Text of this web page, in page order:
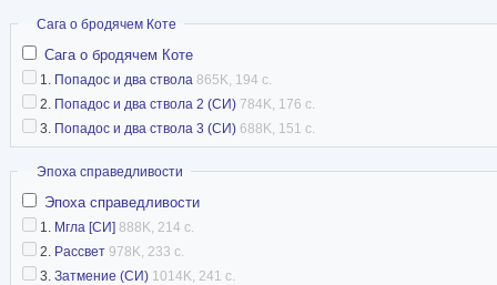
Скрыть
Сага о бродячем Коте
Сага о бродячем Коте
1. Попадос и два ствола 865K, 194 с.
2. Попадос и два ствола 2 (СИ) 784K, 176 с.
3. Попадос и два ствола 3 (СИ) 688K, 151 с.
Скрыть
Эпоха справедливости
Эпоха справедливости
1. Мгла [СИ] 888K, 214 с.
2. Рассвет 978K, 233 с.
3. Затмение (СИ) 1014K, 241 с.